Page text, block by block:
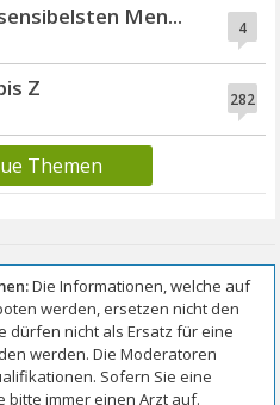
4
Men...
282
Z
Themen